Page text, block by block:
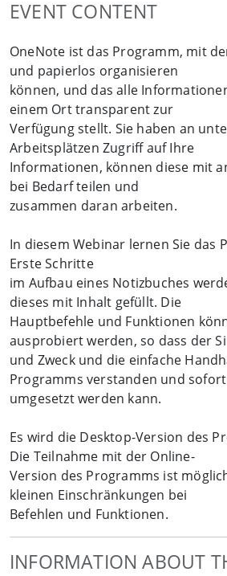
EVENT CONTENT
OneNote ist das Programm, mit
und papierlos organisieren
können, und das alle
einem Ort transparent zur
Verfügung stellt. Sie haben an
Arbeitsplätzen Zugriff auf Ihre
Informationen, können diese mit
bei Bedarf teilen und
zusammen daran arbeiten.
In diesem Webinar lernen Sie das
Erste Schritte
im Aufbau eines Notizbuches
dieses mit Inhalt gefüllt. Die
Hauptbefehle und Funktionen
ausprobiert werden, so dass der
und Zweck und die einfache
Programms verstanden und sofort
umgesetzt werden kann.
Es wird die Desktop-Version des
Die Teilnahme mit der Online-
Version des Programms ist
kleinen Einschränkungen bei
Befehlen und Funktionen.
INFORMATION ABOUT